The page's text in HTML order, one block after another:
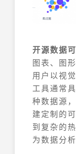
开源数据
图表、图
用户以视
工具通常
种数据源
建定制的
到复杂的热
为数据分